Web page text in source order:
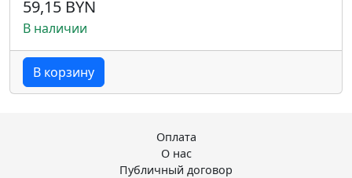
59,15 BYN
В наличии
В корзину
Оплата
О нас
Публичный договор